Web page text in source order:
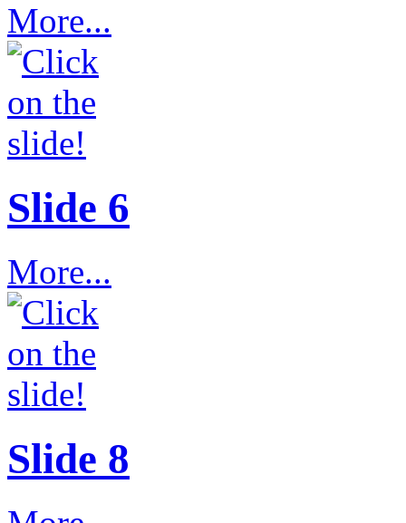
More...
Slide 6
More...
Slide 8